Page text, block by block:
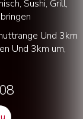
Sushi, Grill,
Und 3km
Und 3km um,